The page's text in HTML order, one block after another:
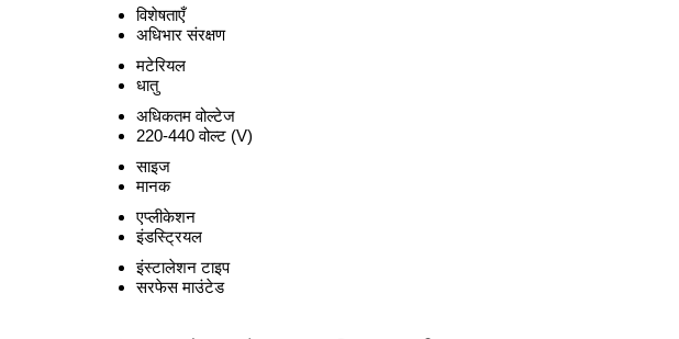
विशेषताएँ
अधिभार संरक्षण
मटेरियल
धातु
अधिकतम वोल्टेज
220-440 वोल्ट (V)
साइज
मानक
एप्लीकेशन
इंडस्ट्रियल
इंस्टालेशन टाइप
सरफेस माउंटेड